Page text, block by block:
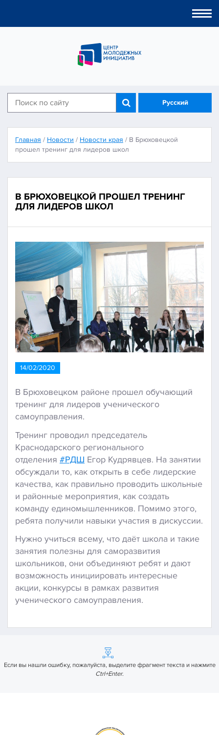
Русский
Главная / Новости / Новости края / В Брюховецкой
прошел тренинг для лидеров школ
В БРЮХОВЕЦКОЙ ПРОШЕЛ ТРЕНИНГ
ДЛЯ ЛИДЕРОВ ШКОЛ
14/02/2020
В Брюховецком районе прошел обучающий
тренинг для лидеров ученического
самоуправления.
Тренинг проводил председатель
Краснодарского регионального
отделения #РДШ Егор Кудрявцев. На занятии
обсуждали то, как открыть в себе лидерские
качества, как правильно проводить школьные
и районные мероприятия, как создать
команду единомышленников. Помимо этого,
ребята получили навыки участия в дискуссии.
Нужно учиться всему, что даёт школа и такие
занятия полезны для саморазвития
школьников, они объединяют ребят и дают
возможность инициировать интересные
акции, конкурсы в рамках развития
ученического самоуправления.
Если вы нашли ошибку, пожалуйста, выделите фрагмент текста и нажмите
Ctrl+Enter.